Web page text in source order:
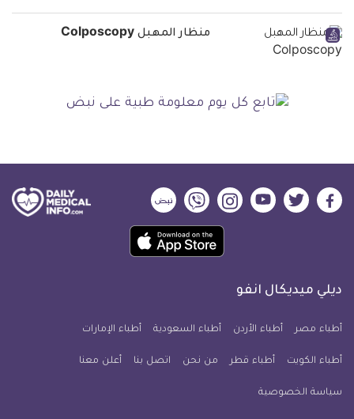
منظار المهبل Colposcopy
ديلي
فيسبوك
ديلي
تويتر
ديلي
ميديكال
يوتيوب
ديلي
ميديكال
انفو
ديلي
ميديكال
انفو
ديلي
ميديكال
انفو
حمل
تطبيق
معلومة
للآيفون
ديلي ميديكال انفو
أطباء مصر أطباء الأردن أطباء السعودية أطباء الإمارات
أطباء الكويت أطباء قطر من نحن اتصل بنا أعلن معنا
سياسة الخصوصية